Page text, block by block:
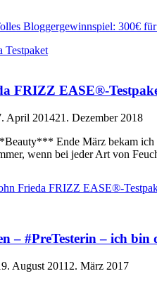
Bloggergewinnspiel: 300€
FRIZZ EASE®-
April 201421. Dezember 2018
Ende März bekam ich
wenn bei jeder Art von
Frieda FRIZZ EASE®-
– #PreTesterin – ich bin
August 2011 2. März 2017